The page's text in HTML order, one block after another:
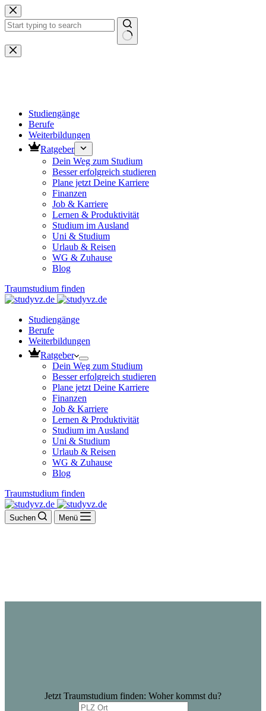
Zum
Inhalt
springen
Keine
Ergebnisse
Studiengänge
Berufe
Weiterbildungen
Ratgeber
Dein Weg zum Studium
Besser erfolgreich studieren
Plane jetzt Deine Karriere
Finanzen
Job & Karriere
Lernen & Produktivität
Studium im Ausland
Uni & Studium
Urlaub & Reisen
WG & Zuhause
Blog
Traumstudium finden
Studiengänge
Berufe
Weiterbildungen
Ratgeber
Dein Weg zum Studium
Besser erfolgreich studieren
Plane jetzt Deine Karriere
Finanzen
Job & Karriere
Lernen & Produktivität
Studium im Ausland
Uni & Studium
Urlaub & Reisen
WG & Zuhause
Blog
Traumstudium finden
Suchen Menü
Jetzt Traumstudium finden: Woher kommst du?